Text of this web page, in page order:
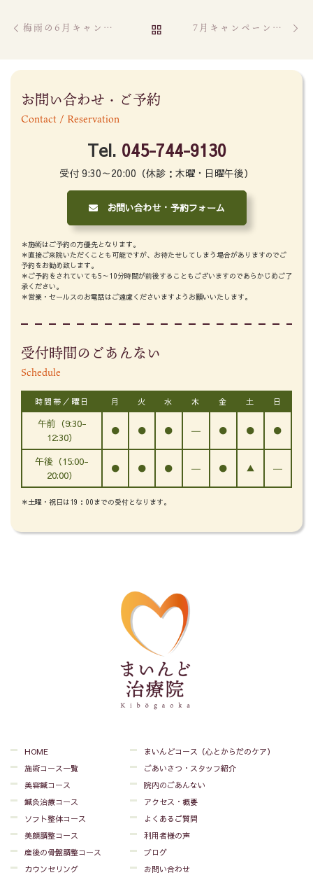
梅雨の6月キャンペーン BACK TO POST LIST
7月キャンペーンのお知らせ
お問い合わせ・ご予約
Contact / Reservation
Tel. 045-744-9130
受付 9:30～20:00（休診：木曜・日曜午後）
お問い合わせ・予約フォーム
＊施術はご予約の方優先となります。
＊直接ご来院いただくことも可能ですが、お待たせしてしまう場合がありますのでご
予約をお勧め致します。
＊ご予約をされていても5～10分時間が前後することもございますのであらかじめご了
承ください。
＊営業・セールスのお電話はご遠慮くださいますようお願いいたします。
受付時間のごあんない
Schedule
時間帯／曜日 月 火 水 木 金 土 日
午前（9:30-
12:30）
● ● ● ― ● ● ●
午後（15:00-
20:00）
● ● ● ― ● ▲ ―
＊土曜・祝日は19：00までの受付となります。
HOME
施術コース一覧
美容鍼コース
鍼灸治療コース
ソフト整体コース
美顔調整コース
産後の骨盤調整コース
カウンセリング
まいんどコース（心とからだのケア）
ごあいさつ・スタッフ紹介
院内のごあんない
アクセス・概要
よくあるご質問
利用者様の声
ブログ
お問い合わせ